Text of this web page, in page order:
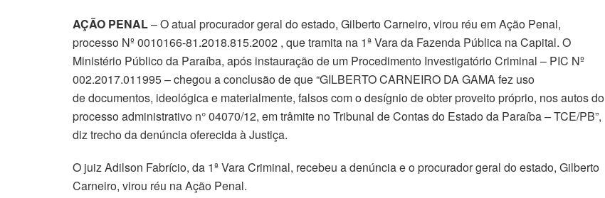
AÇÃO PENAL– O atual procurador geral do estado, Gilberto Carneiro, virou réu em Ação Penal,
processo Nº 0010166-81.2018.815.2002 , que tramita na 1ª Vara da Fazenda Pública na Capital. O
Ministério Público da Paraíba, após instauração de um Procedimento Investigatório Criminal – PIC Nº
002.2017.011995 – chegou a conclusão de que “GILBERTO CARNEIRO DA GAMA fez uso
de documentos, ideológica e materialmente, falsos com o desígnio de obter proveito próprio, nos autos do
processo administrativo n° 04070/12, em trâmite no Tribunal de Contas do Estado da Paraíba – TCE/PB”,
diz trecho da denúncia oferecida à Justiça.
O juiz Adilson Fabrício, da 1ª Vara Criminal, recebeu a denúncia e o procurador geral do estado, Gilberto
Carneiro, virou réu na Ação Penal.